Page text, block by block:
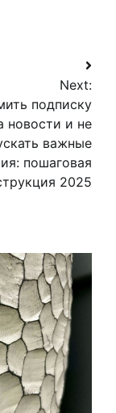
Next:
подписку
новости и не
важные
пошаговая
2025